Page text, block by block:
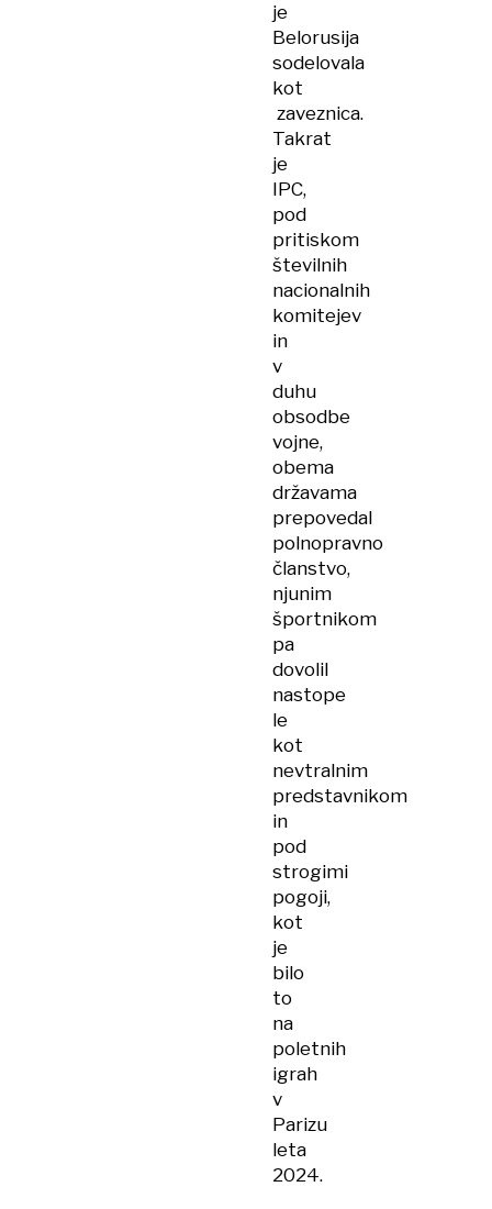
je
Belorusija
sodelovala
kot
zaveznica.
Takrat
je
IPC,
pod
pritiskom
številnih
nacionalnih
komitejev
in
v
duhu
obsodbe
vojne,
obema
državama
prepovedal
polnopravno
članstvo,
njunim
športnikom
pa
dovolil
nastope
le
kot
nevtralnim
predstavnikom
in
pod
strogimi
pogoji,
kot
je
bilo
to
na
poletnih
igrah
v
Parizu
leta
2024.